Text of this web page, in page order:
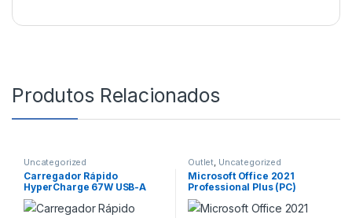
Produtos Relacionados
Uncategorized
Carregador Rápido
HyperCharge 67W USB-A
Xiaomi Branco
Outlet Uncategorized
Microsoft Office 2021
Professional Plus (PC)